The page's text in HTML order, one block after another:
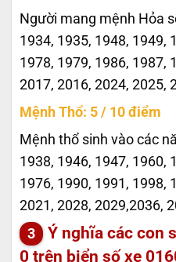
Người mang mệnh Hỏa
1934, 1935, 1948, 1949,
1978, 1979, 1986, 1987,
2017, 2016, 2024, 2025,
Mệnh Thổ: 5 / 10 điểm
Mệnh thổ sinh vào các
1938, 1946, 1947, 1960,
1976, 1990, 1991, 1998,
2021, 2028, 2029,2036,
Ý nghĩa các con
0 trên biển số xe